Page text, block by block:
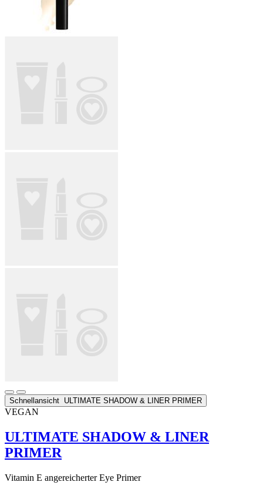
Schnellansicht ULTIMATE SHADOW & LINER PRIMER
VEGAN
ULTIMATE SHADOW & LINER
PRIMER
Vitamin E angereicherter Eye Primer